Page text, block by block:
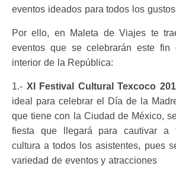
eventos ideados para todos los
Por ello, en Maleta de Viajes te
eventos que se celebrarán este fin
interior de la República:
1.- XI Festival Cultural Texcoco
ideal para celebrar el Día de la
que tiene con la Ciudad de México,
fiesta que llegará para cautivar a
cultura a todos los asistentes, pues
variedad de eventos y atracciones